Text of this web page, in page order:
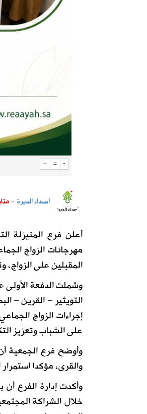
+ = -
أصداء الديرة -
أعلن فرع المنيزلة
المقبلين على الزواج،
وشملت الدفعة الأولى
التويثير – القرين –
إجراءات الزواج
على الشباب وتعزيز
وأوضح فرع الجمعية
والقرى، مؤكدا
وأكدت إدارة الفرع
خلال الشراكة